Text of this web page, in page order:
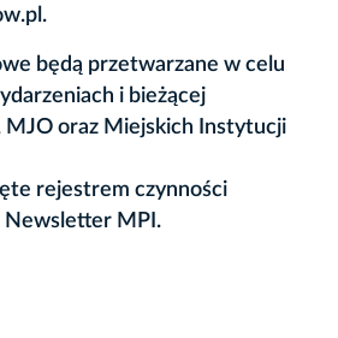
będą przetwarzane w celu
i bieżącej
MJO oraz Miejskich Instytucji
rejestrem czynności
Newsletter MPI.